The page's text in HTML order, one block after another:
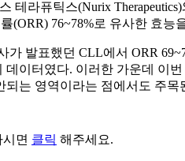
테라퓨틱스(Nurix
(ORR) 76~78%로 유사한 효능
가 발표했던 CLL에서 ORR
이터였다. 이러한 가운데 이
는 영역이라는 점에서도 주목
면 클릭 해주세요.